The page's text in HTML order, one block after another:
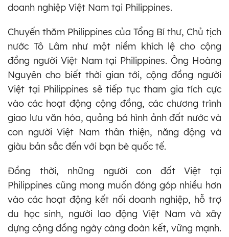
doanh nghiệp Việt Nam tại Philippines.
Chuyến thăm Philippines của Tổng Bí thư, Chủ tịch
nước Tô Lâm như một niềm khích lệ cho cộng
đồng người Việt Nam tại Philippines. Ông Hoàng
Nguyên cho biết thời gian tới, cộng đồng người
Việt tại Philippines sẽ tiếp tục tham gia tích cực
vào các hoạt động cộng đồng, các chương trình
giao lưu văn hóa, quảng bá hình ảnh đất nước và
con người Việt Nam thân thiện, năng động và
giàu bản sắc đến với bạn bè quốc tế.
Đồng thời, những người con đất Việt tại
Philippines cũng mong muốn đóng góp nhiều hơn
vào các hoạt động kết nối doanh nghiệp, hỗ trợ
du học sinh, người lao động Việt Nam và xây
dựng cộng đồng ngày càng đoàn kết, vững mạnh.